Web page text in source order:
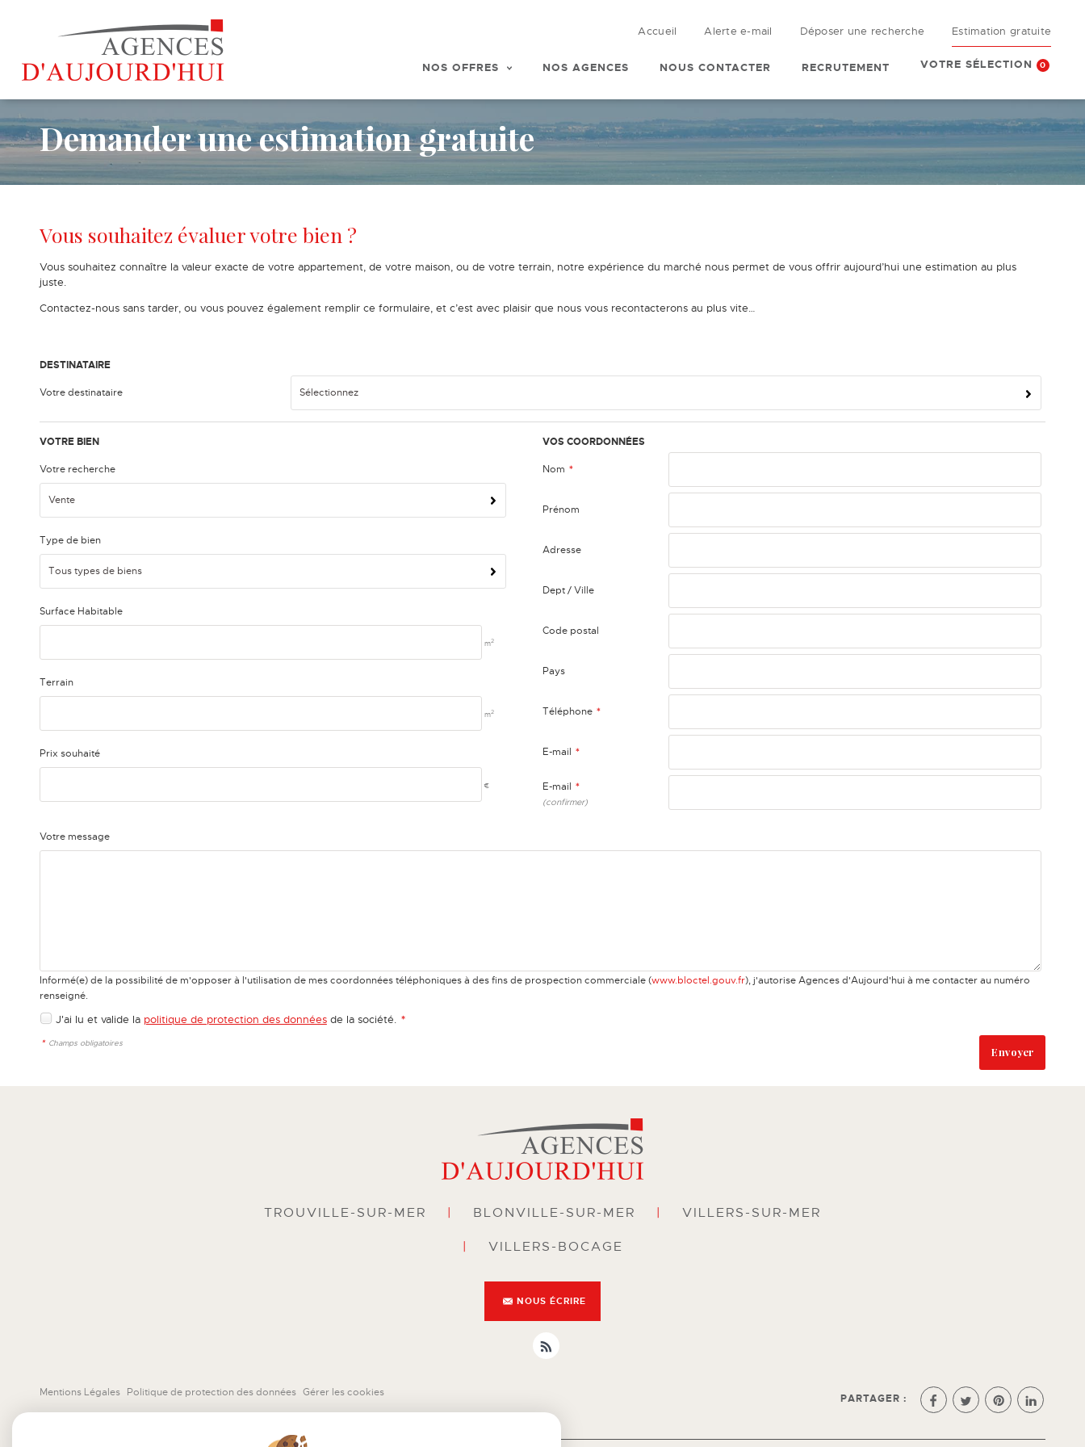
Accueil Alerte e-mail Déposer une recherche Estimation gratuite
NOS OFFRES NOS AGENCES NOUS CONTACTER RECRUTEMENT VOTRE SÉLECTION 0
Demander une estimation gratuite
Vous souhaitez évaluer votre bien ?
Vous souhaitez connaître la valeur exacte de votre appartement, de votre maison, ou de votre terrain, notre expérience du marché nous permet de vous offrir aujourd’hui une estimation au plus
juste.
Contactez-nous sans tarder, ou vous pouvez également remplir ce formulaire, et c’est avec plaisir que nous vous recontacterons au plus vite…
DESTINATAIRE
Votre destinataire Sélectionnez
VOTRE BIEN
Votre recherche
Vente
Type de bien
Tous types de biens
Surface Habitable
m2
Terrain
m2
Prix souhaité
€
VOS COORDONNÉES
Nom *
Prénom
Adresse
Dept / Ville
Code postal
Pays
Téléphone *
E-mail *
E-mail *
(confirmer)
Votre message
Informé(e) de la possibilité de m'opposer à l'utilisation de mes coordonnées téléphoniques à des fins de prospection commerciale (www.bloctel.gouv.fr), j'autorise Agences d'Aujourd'hui à me contacter au numéro
renseigné.
J'ai lu et valide la politique de protection des données de la société. *
* Champs obligatoires
TROUVILLE-SUR-MER | BLONVILLE-SUR-MER | VILLERS-SUR-MER
| VILLERS-BOCAGE
NOUS ÉCRIRE
Mentions Légales Politique de protection des données Gérer les cookies
PARTAGER :